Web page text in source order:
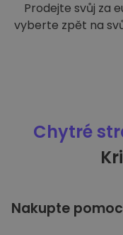
Prodejte svůj za
vyberte zpět na
Chytré
Nakupte